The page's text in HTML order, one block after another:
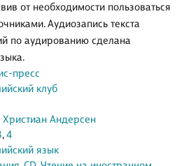
от необходимости пользоваться
Аудиозапись текста
по аудированию сделана
пресс
клуб
Христиан Андерсен
,4
язык